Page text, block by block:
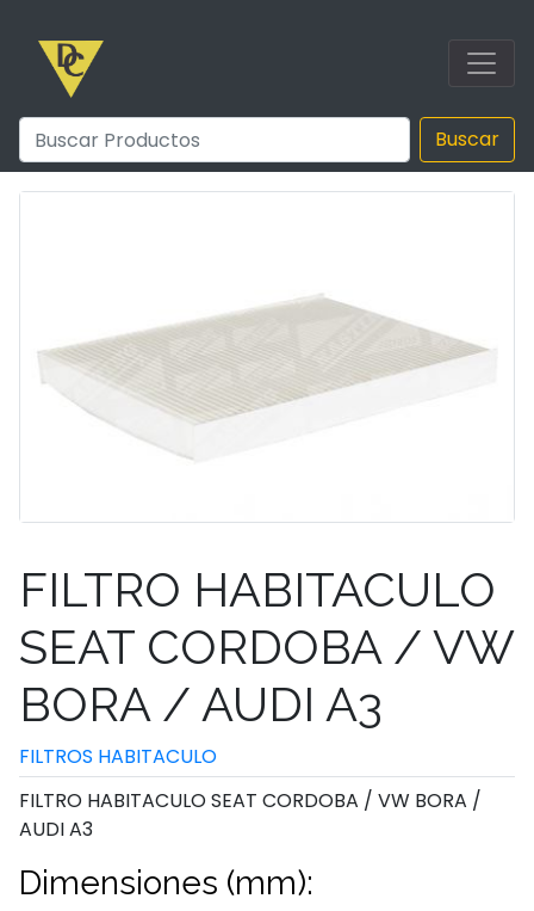
Buscar
FILTRO HABITACULO
SEAT CORDOBA / VW
BORA / AUDI A3
FILTROS HABITACULO
FILTRO HABITACULO SEAT CORDOBA / VW BORA /
AUDI A3
Dimensiones (mm):